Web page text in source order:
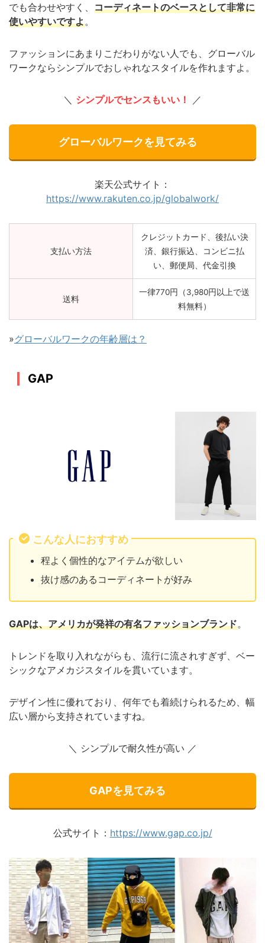
でも合わせやすく、 コーディネートのベースとして非常に
使いやすいですよ。
ファッションにあまりこだわりがない人でも、グローバル
ワークならシンプルでおしゃれなスタイルを作れますよ。
＼ シンプルでセンスもいい！ ／
グローバルワークを見てみる
楽天公式サイト：
https://www.rakuten.co.jp/globalwork/
支払い方法
クレジットカード、後払い決
済、銀行振込、コンビニ払
い、郵便局、代金引換
送料
一律770円（3,980円以上で送
料無料）
»グローバルワークの年齢層は？
GAP
こんな人におすすめ
程よく個性的なアイテムが欲しい
抜け感のあるコーディネートが好み
GAPは、アメリカが発祥の有名ファッションブランド。
トレンドを取り入れながらも、流行に流されすぎず、ベー
シックなアメカジスタイルを貫いています。
デザイン性に優れており、何年でも着続けられるため、幅
広い層から支持されていますね。
＼ シンプルで耐久性が高い ／
GAPを見てみる
公式サイト： https://www.gap.co.jp/